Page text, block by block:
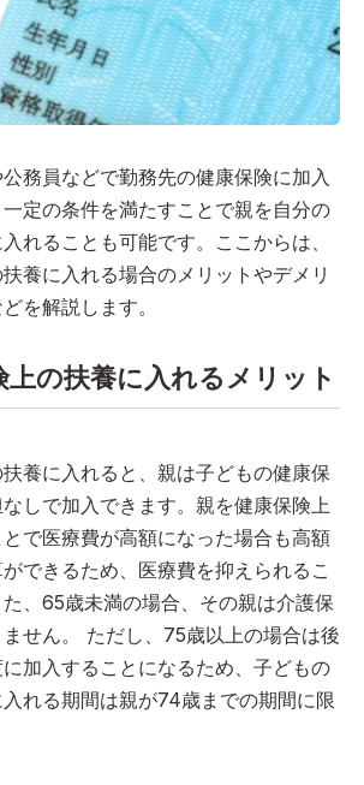
務員などで勤務先の健康保険に加入
定の条件を満たすことで親を自分の
れることも可能です。ここからは、
養に入れる場合のメリットやデメリ
を解説します。
上の扶養に入れるメリット
養に入れると、親は子どもの健康保
しで加入できます。親を健康保険上
で医療費が高額になった場合も高額
できるため、医療費を抑えられるこ
、65歳未満の場合、その親は介護保
せん。 ただし、75歳以上の場合は後
加入することになるため、子どもの
れる期間は親が74歳までの期間に限